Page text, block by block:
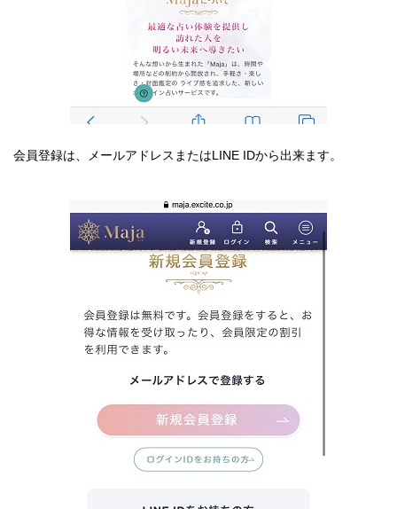
会員登録は、メールアドレスまたはLINE IDから出来ます。